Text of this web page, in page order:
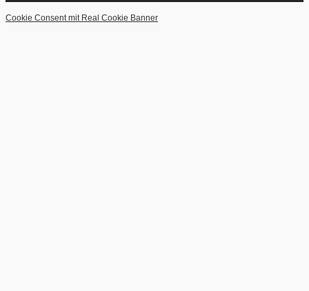
Cookie Consent mit Real Cookie Banner